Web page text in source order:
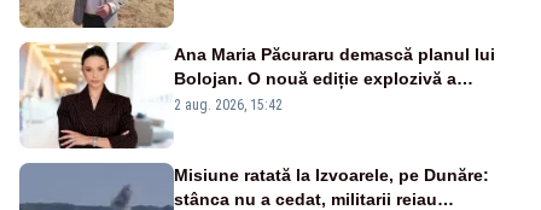
Ana Maria Păcuraru demască planul lui
Bolojan. O nouă ediție explozivă a
emisiunii „Miza Zilei” la Realitatea PLUS
2 aug. 2026, 15:42
Misiune ratată la Izvoarele, pe Dunăre:
stânca nu a cedat, militarii reiau